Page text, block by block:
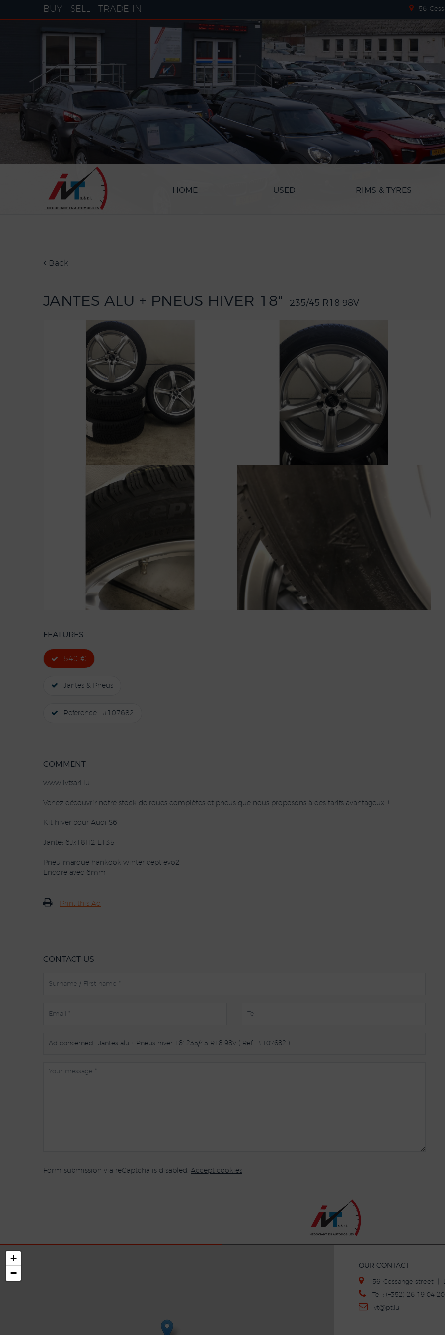
BUY - SELL - TRADE-IN 56,
HOME USED RIMS & TYRES
Back
JANTES ALU + PNEUS HIVER 18" 235/45 R18 98V
FEATURES
540 €
Jantes & Pneus
Reference : #107682
COMMENT
www.ivtsarl.lu
Venez découvrir notre stock de roues complètes et pneus que nous proposons à des tarifs avantageux !!
Kit hiver pour Audi S6
Jante: 6Jx18H2 ET35
Pneu marque hankook winter cept evo2
Encore avec 6mm
Print this Ad
CONTACT US
Form submission via reCaptcha is disabled. Accept cookies
+
−
OUR CONTACT
56, Cessange street |
Tel : (+352) 26 19 04
ivt@pt.lu
Cookies management panel